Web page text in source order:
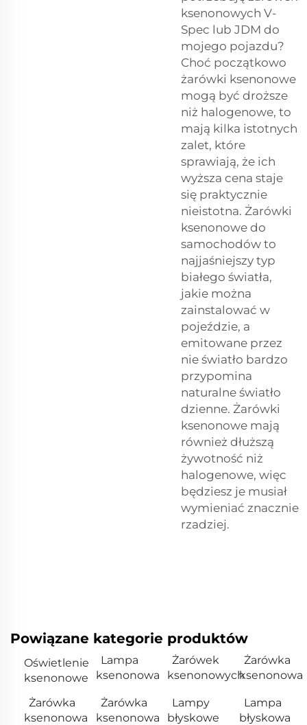
ksenonowych V-
Spec lub JDM do
mojego pojazdu?
Choć początkowo
żarówki ksenonowe
mogą być droższe
niż halogenowe, to
mają kilka istotnych
zalet, które
sprawiają, że ich
wyższa cena staje
się praktycznie
nieistotna. Żarówki
ksenonowe do
samochodów to
najjaśniejszy typ
białego światła,
jakie można
zainstalować w
pojeździe, a
emitowane przez
nie światło bardzo
przypomina
naturalne światło
dzienne. Żarówki
ksenonowe mają
również dłuższą
żywotność niż
halogenowe, więc
będziesz je musiał
wymieniać znacznie
rzadziej.
Powiązane kategorie produktów
Oświetlenie
ksenonowe
Lampa
ksenonowa
Żarówek
ksenonowych
Żarówka
ksenonowa
Żarówka
ksenonowa
Żarówka
ksenonowa
Lampy
błyskowe
Lampa
błyskowa